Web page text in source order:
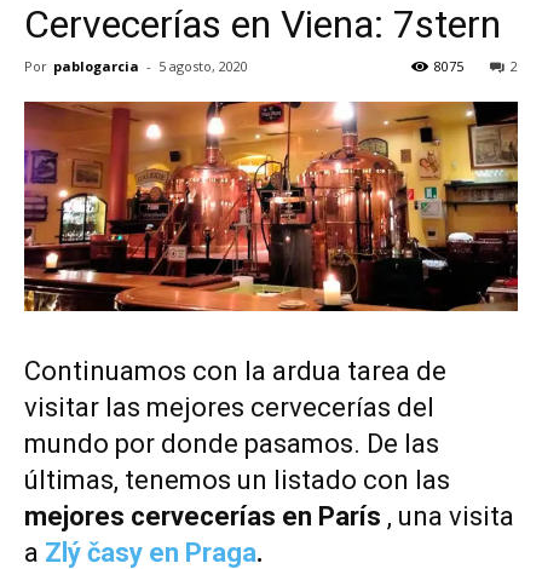
Cervecerías en Viena: 7stern
Por pablogarcia - 5 agosto, 2020 2
8075
Continuamos con la ardua tarea de
visitar las mejores cervecerías del
mundo por donde pasamos. De las
últimas, tenemos un listado con las
mejores cervecerías en París , una visita
a Zlý časy en Praga.